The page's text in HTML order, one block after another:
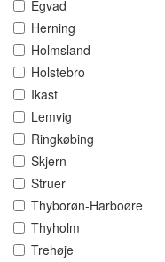
Egvad
Herning
Holmsland
Holstebro
Ikast
Lemvig
Ringkøbing
Skjern
Struer
Thyborøn-Harboøre
Thyholm
Trehøje